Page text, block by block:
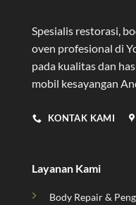
Spesialis restorasi,
oven profesional di
pada kualitas dan
mobil kesayangan
KONTAK KAMI
Layanan Kami
Body Repair &